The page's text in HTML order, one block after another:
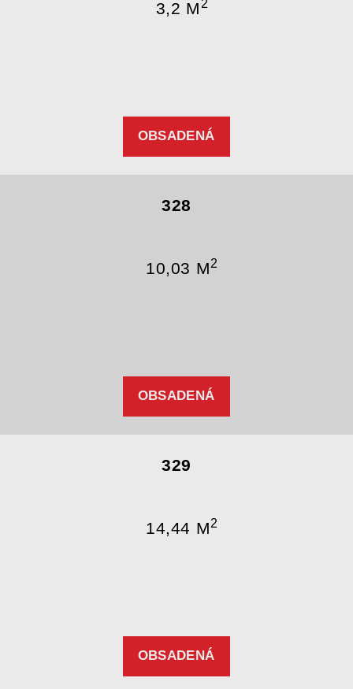
3,2 M 2
OBSADENÁ
328
10,03 M2
OBSADENÁ
329
14,44 M2
OBSADENÁ